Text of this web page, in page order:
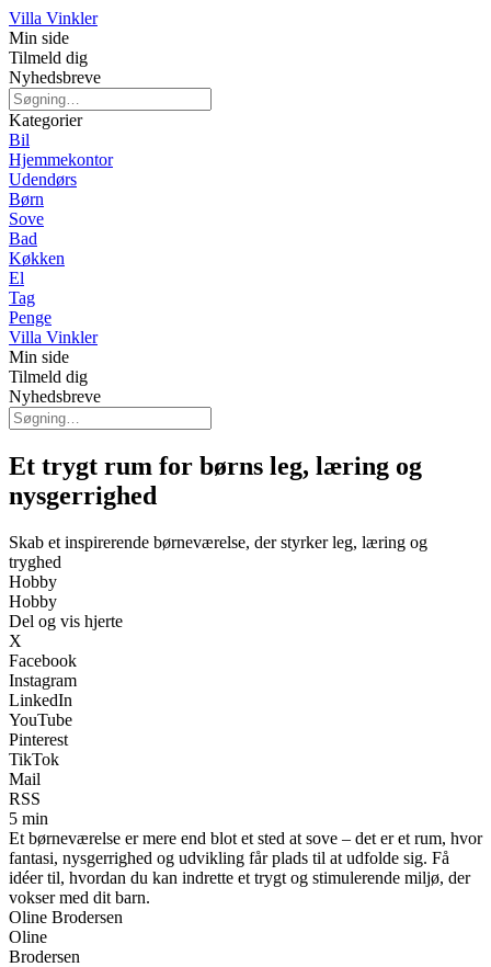
Villa Vinkler
Min side
Tilmeld dig
Nyhedsbreve
Kategorier
Bil
Hjemmekontor
Udendørs
Børn
Sove
Bad
Køkken
El
Tag
Penge
Villa Vinkler
Min side
Tilmeld dig
Nyhedsbreve
Et trygt rum for børns leg, læring og
nysgerrighed
Skab et inspirerende børneværelse, der styrker leg, læring og
tryghed
Hobby
Hobby
Del og vis hjerte
X
Facebook
Instagram
LinkedIn
YouTube
Pinterest
TikTok
Mail
RSS
5 min
Et børneværelse er mere end blot et sted at sove – det er et rum, hvor
fantasi, nysgerrighed og udvikling får plads til at udfolde sig. Få
idéer til, hvordan du kan indrette et trygt og stimulerende miljø, der
vokser med dit barn.
Oline Brodersen
Oline
Brodersen